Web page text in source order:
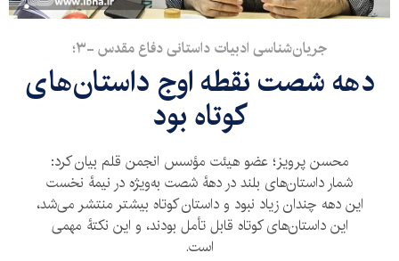
جریان‌شناسی ادبیات داستانی دفاع مقدس -۳؛
دهه شصت نقطه اوج داستان‌های
کوتاه بود
محسن پرویز؛ عضو هیئت مؤسس انجمن قلم بیان کرد:
شمار داستان‌های بلند در دهۀ شصت به‌ویژه در نیمۀ نخست
این دهه چندان زیاد نبود و داستان کوتاه بیشتر منتشر می‌شد،
این داستان‌های کوتاه قابل تأمل بودند، و این نکتۀ مهمی
است.